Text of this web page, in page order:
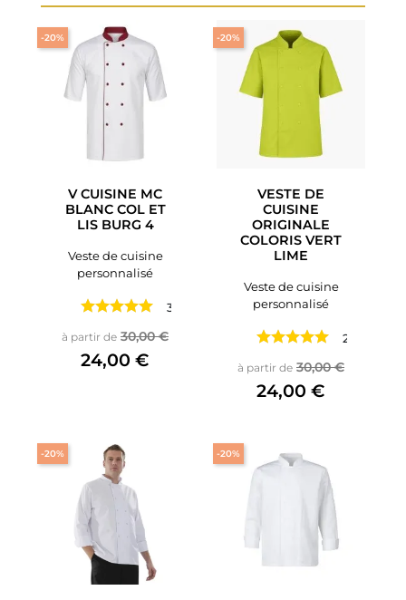
V CUISINE MC
BLANC COL ET
LIS BURG 4
Veste de cuisine
personnalisé
3 avis
à partir de Prix de base
30,00 €Prix
24,00 €
-20%
VESTE DE
CUISINE
ORIGINALE
COLORIS VERT
LIME
Veste de cuisine
personnalisé
2 avis
à partir de Prix de base
30,00 €Prix
24,00 €
-20%
-20% -20%